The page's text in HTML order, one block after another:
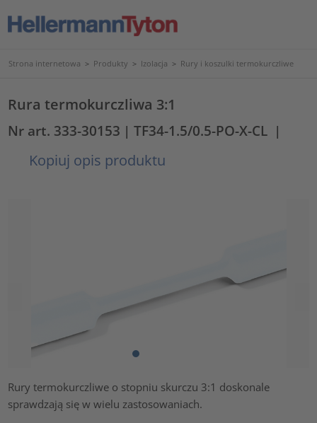
Strona internetowa > Produkty > Izolacja > Rury i koszulki termokurczliwe
Rura termokurczliwa 3:1
Nr art. 333-30153 | TF34-1.5/0.5-PO-X-CL |
Kopiuj opis produktu
Rury termokurczliwe o stopniu skurczu 3:1 doskonale
sprawdzają się w wielu zastosowaniach.